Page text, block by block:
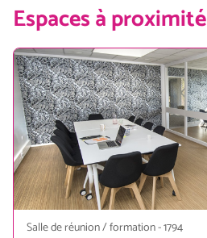
Espaces à proximité
Salle de réunion / formation-1794